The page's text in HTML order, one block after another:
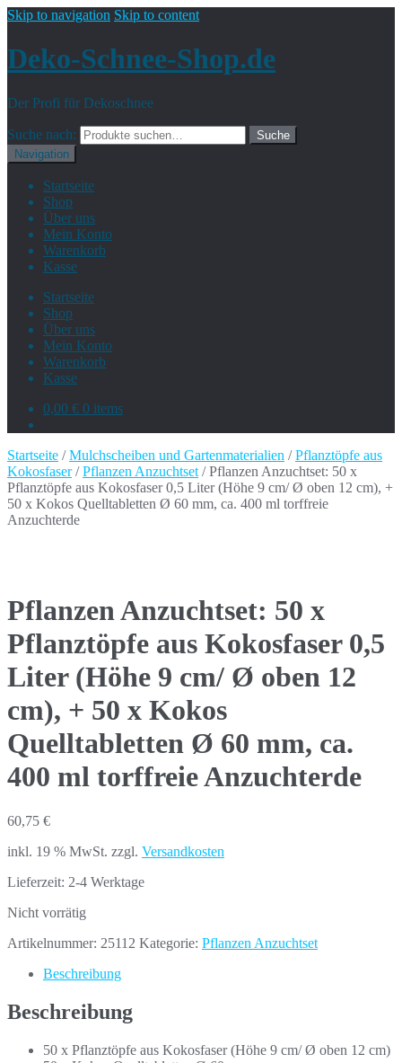
Skip to navigation Skip to content
Deko-Schnee-Shop.de
Der Profi für Dekoschnee
Suche nach:
Suche
Navigation
Startseite
Shop
Über uns
Mein Konto
Warenkorb
Kasse
Startseite
Shop
Über uns
Mein Konto
Warenkorb
Kasse
0,00 € 0 items
Startseite /Mulchscheiben und Gartenmaterialien /Pflanztöpfe aus
Kokosfaser/Pflanzen Anzuchtset / Pflanzen Anzuchtset: 50 x
Pflanztöpfe aus Kokosfaser 0,5 Liter (Höhe 9 cm/ Ø oben 12 cm), +
50 x Kokos Quelltabletten Ø 60 mm, ca. 400 ml torffreie
Anzuchterde
Pflanzen Anzuchtset: 50 x
Pflanztöpfe aus Kokosfaser 0,5
Liter (Höhe 9 cm/ Ø oben 12
cm), + 50 x Kokos
Quelltabletten Ø 60 mm, ca.
400 ml torffreie Anzuchterde
60,75 €
inkl. 19 % MwSt. zzgl. Versandkosten
Lieferzeit: 2-4 Werktage
Nicht vorrätig
Artikelnummer: 25112 Kategorie: Pflanzen Anzuchtset
Beschreibung
Beschreibung
50 x Pflanztöpfe aus Kokosfaser (Höhe 9 cm/ Ø oben 12 cm)